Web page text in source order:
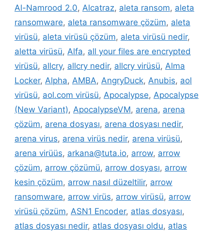
Al-Namrood 2.0, Alcatraz, aleta ransom, aleta
ransomware, aleta ransomware çözüm, aleta
virüsü, aleta virüsü çözüm, aleta virüsü nedir,
aletta virüsü, Alfa, all your files are encrypted
virüsü, allcry, allcry nedir, allcry virüsü, Alma
Locker, Alpha, AMBA, AngryDuck, Anubis, aol
virüsü, aol.com virüsü, Apocalypse, Apocalypse
(New Variant), ApocalypseVM, arena, arena
çözüm, arena dosyası, arena dosyası nedir,
arena virus, arena virüs nedir, arena virüsü,
arena virüüs, arkana@tuta.io, arrow, arrow
çözüm, arrow çözümü, arrow dosyası, arrow
kesin çözüm, arrow nasıl düzeltilir, arrow
ransomware, arrow virüs, arrow virüsü, arrow
virüsü çözüm, ASN1 Encoder, atlas dosyası,
atlas dosyası nedir, atlas dosyası oldu, atlas